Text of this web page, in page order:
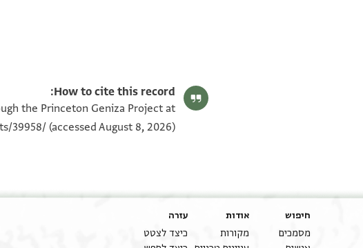
How to cite this record:
the Princeton Geniza Project at
39958/ (accessed August 8, 2026).
חיפוש
מסמכים
אודות
מקורות
עזרה
כיצד לצטט